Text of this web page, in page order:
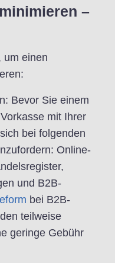
–
um einen
Bevor Sie einem
mit Ihrer
bei folgenden
Online-
und B2B-
bei B2B-
teilweise
geringe Gebühr